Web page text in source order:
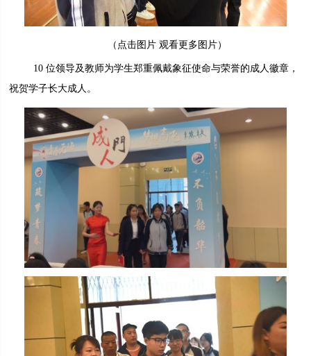
（点击图片 观看更多图片）
10 位领导及教师为学生郑重佩戴象征使命与荣誉的成人徽章，
祝贺学子长大成人。